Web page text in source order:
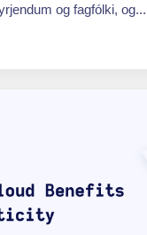
og fagfólki, og...